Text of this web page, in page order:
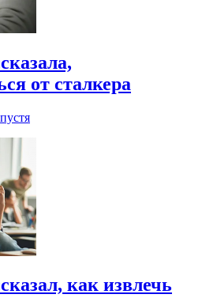
от сталкера
как извлечь